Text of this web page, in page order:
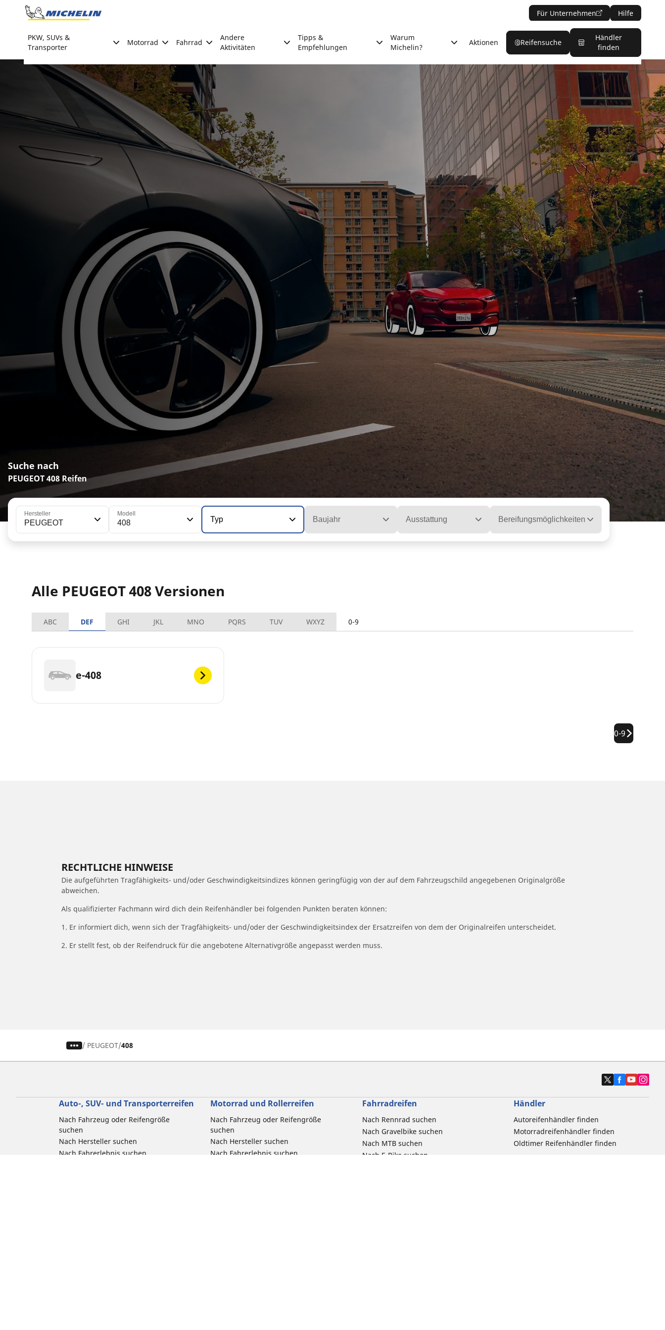
Go to page content
Für Unternehmen Hilfe
PKW, SUVs &
Transporter
Motorrad Fahrrad
Andere
Aktivitäten
Tipps &
Empfehlungen
Warum
Michelin?
Aktionen Reifensuche
Händler
finden
Suche nach
PEUGEOT 408 Reifen
Hersteller
PEUGEOT
Modell
408 Typ Baujahr Ausstattung Bereifungsmöglichkeiten
Alle PEUGEOT 408 Versionen
ABC DEF GHI JKL MNO PQRS TUV WXYZ 0-9
e-408
0-9
RECHTLICHE HINWEISE
Die aufgeführten Tragfähigkeits- und/oder Geschwindigkeitsindizes können geringfügig von der auf dem Fahrzeugschild angegebenen Originalgröße
abweichen.
Als qualifizierter Fachmann wird dich dein Reifenhändler bei folgenden Punkten beraten können:
1. Er informiert dich, wenn sich der Tragfähigkeits- und/oder der Geschwindigkeitsindex der Ersatzreifen von dem der Originalreifen unterscheidet.
2. Er stellt fest, ob der Reifendruck für die angebotene Alternativgröße angepasst werden muss.
/ PEUGEOT 408
Auto-, SUV- und Transporterreifen
Nach Fahrzeug oder Reifengröße
suchen
Nach Hersteller suchen
Nach Fahrerlebnis suchen
Motorrad und Rollerreifen
Nach Fahrzeug oder Reifengröße
suchen
Nach Hersteller suchen
Nach Fahrerlebnis suchen
Fahrradreifen
Nach Rennrad suchen
Nach Gravelbike suchen
Nach MTB suchen
Nach E-Bike suchen
Händler
Autoreifenhändler finden
Motorradreifenhändler finden
Oldtimer Reifenhändler finden